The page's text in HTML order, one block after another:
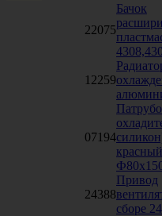
22075
Бачок
12259
07194
24388
Привод
сборе